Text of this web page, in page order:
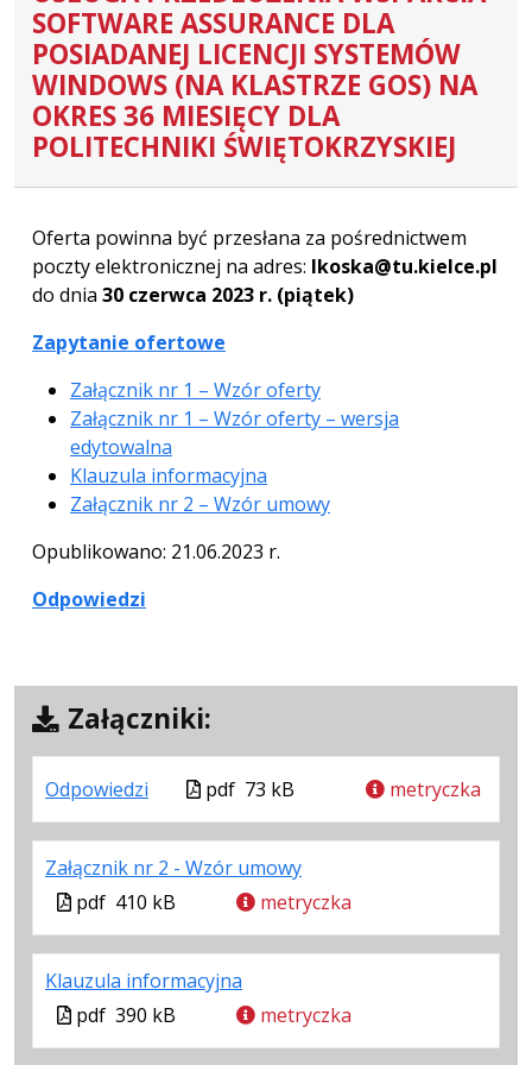
SOFTWARE ASSURANCE DLA
POSIADANEJ LICENCJI SYSTEMÓW
WINDOWS (NA KLASTRZE GOS) NA
OKRES 36 MIESIĘCY DLA
POLITECHNIKI ŚWIĘTOKRZYSKIEJ
Oferta powinna być przesłana za pośrednictwem
poczty elektronicznej na adres: lkoska@tu.kielce.pl
do dnia 30 czerwca 2023 r. (piątek)
Zapytanie ofertowe
Załącznik nr 1 – Wzór oferty
Załącznik nr 1 – Wzór oferty – wersja
edytowalna
Klauzula informacyjna
Załącznik nr 2 – Wzór umowy
Opublikowano: 21.06.2023 r.
Odpowiedzi
Załączniki:
Odpowiedzi
Plik
w
formacie:
pdf
Rozmiar
pliku:
73
kB
Otwiera
się
w
nowej
karcie.
Plik
w
formacie
pdf 73 kB metryczka
Załącznik nr 2 - Wzór umowy.
Plik
w
formacie:
.
Rozmiar
pliku:
410
.
Otwiera
się
w
karcie.
Plik
w
formacie
pdf 410 kB metryczka
Klauzula informacyjna
Plik
Rozmiar
Otwiera
Plik
w
pdf 390 kB metryczka